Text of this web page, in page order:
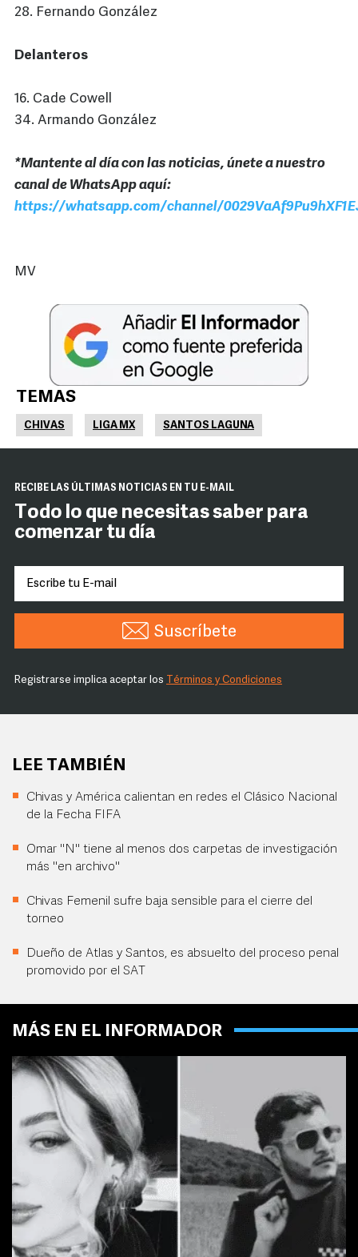
28. Fernando González
Delanteros
16. Cade Cowell
34. Armando González
*Mantente al día con las noticias, únete a nuestro
canal de WhatsApp aquí:
https://whatsapp.com/channel/
MV
TEMAS
CHIVAS LIGA MX SANTOS LAGUNA
RECIBE LAS ÚLTIMAS NOTICIAS EN TU E-MAIL
Todo lo que necesitas saber para
comenzar tu día
Suscríbete
Registrarse implica aceptar los Términos y Condiciones
LEE TAMBIÉN
Chivas y América calientan en redes el Clásico Nacional
de la Fecha FIFA
Omar "N" tiene al menos dos carpetas de investigación
más "en archivo"
Chivas Femenil sufre baja sensible para el cierre del
torneo
Dueño de Atlas y Santos, es absuelto del proceso penal
promovido por el SAT
MÁS EN EL INFORMADOR